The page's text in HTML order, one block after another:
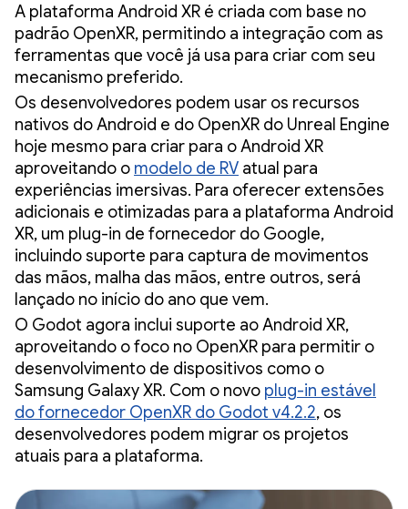
A plataforma Android XR é criada com base no
padrão OpenXR, permitindo a integração com as
ferramentas que você já usa para criar com seu
mecanismo preferido.
Os desenvolvedores podem usar os recursos
nativos do Android e do OpenXR do Unreal Engine
hoje mesmo para criar para o Android XR
aproveitando o modelo de RV atual para
experiências imersivas. Para oferecer extensões
adicionais e otimizadas para a plataforma Android
XR, um plug-in de fornecedor do Google,
incluindo suporte para captura de movimentos
das mãos, malha das mãos, entre outros, será
lançado no início do ano que vem.
O Godot agora inclui suporte ao Android XR,
aproveitando o foco no OpenXR para permitir o
desenvolvimento de dispositivos como o
Samsung Galaxy XR. Com o novo plug-in estável
do fornecedor OpenXR do Godot v4.2.2, os
desenvolvedores podem migrar os projetos
atuais para a plataforma.